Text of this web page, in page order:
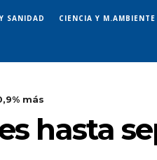
SANIDAD CIENCIA Y M.AMBIENTE
más
hasta